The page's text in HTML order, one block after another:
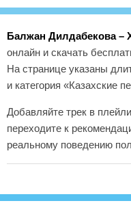
Балжан Дилдабекова –
онлайн и скачать
На странице указаны
и категория «Казахские
Добавляйте трек в
переходите к
реальному поведению